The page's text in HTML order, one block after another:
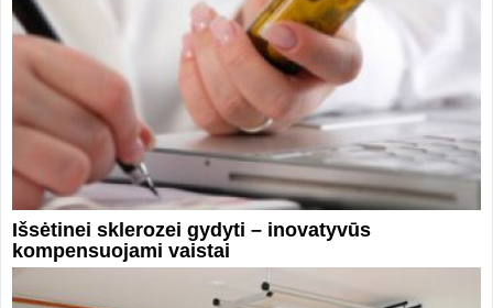
Išsėtinei sklerozei gydyti – inovatyvūs
kompensuojami vaistai